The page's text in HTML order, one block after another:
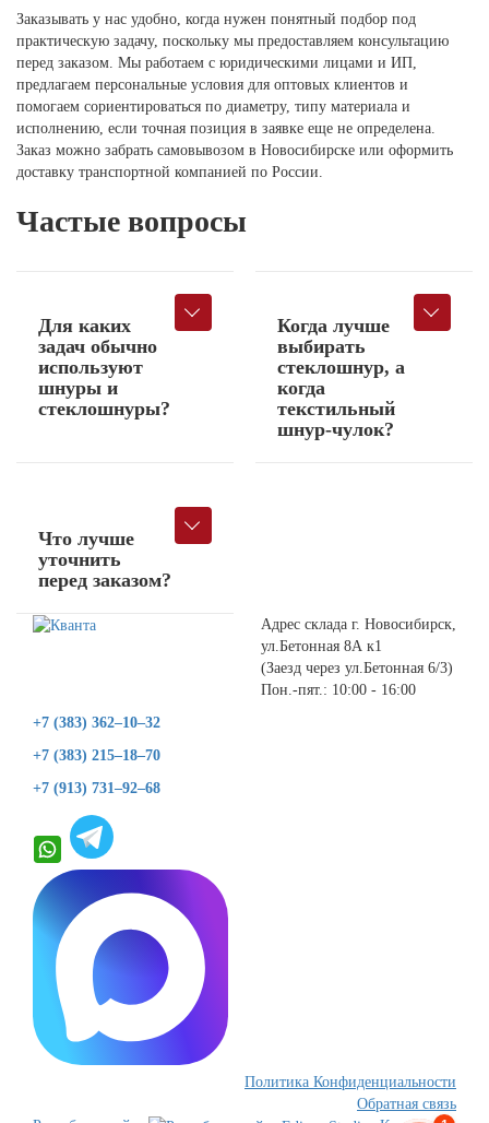
Заказывать у нас удобно, когда нужен понятный подбор под
практическую задачу, поскольку мы предоставляем консультацию
перед заказом. Мы работаем с юридическими лицами и ИП,
предлагаем персональные условия для оптовых клиентов и
помогаем сориентироваться по диаметру, типу материала и
исполнению, если точная позиция в заявке еще не определена.
Заказ можно забрать самовывозом в Новосибирске или оформить
доставку транспортной компанией по России.
Частые вопросы
Для каких
задач обычно
используют
шнуры и
стеклошнуры?
Когда лучше
выбирать
стеклошнур, а
когда
текстильный
шнур-чулок?
Что лучше
уточнить
перед заказом?
Адрес склада г. Новосибирск,
ул.Бетонная 8А к1
(Заезд через ул.Бетонная 6/3)
Пон.-пят.: 10:00 - 16:00
+7 (383) 362–10–32
+7 (383) 215–18–70
+7 (913) 731–92–68
Политика Конфиденциальности
Обратная связь